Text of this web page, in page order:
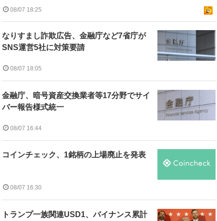
08/07 18:25
なりすまし詐欺広告、金融庁など7省庁が
SNS運営5社に対策要請
08/07 18:05
金融庁、暗号資産交換業者等17分野でサイ
バー報告様式統一
08/07 16:44
コインチェック、1銘柄の上場廃止を発表
08/07 16:30
トランプ一族関連USD1、バイナンス累計